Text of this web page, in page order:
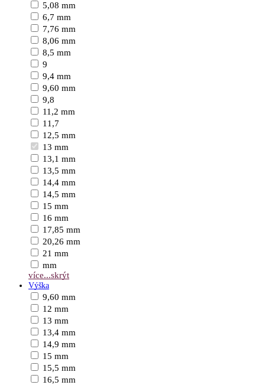
5,08 mm
6,7 mm
7,76 mm
8,06 mm
8,5 mm
9
9,4 mm
9,60 mm
9,8
11,2 mm
11,7
12,5 mm
13 mm
13,1 mm
13,5 mm
14,4 mm
14,5 mm
15 mm
16 mm
17,85 mm
20,26 mm
21 mm
mm
více...skrýt
Výška
9,60 mm
12 mm
13 mm
13,4 mm
14,9 mm
15 mm
15,5 mm
16,5 mm